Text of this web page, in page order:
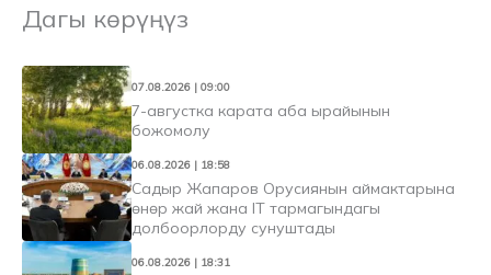
Дагы көрүңүз
07.08.2026 | 09:00
7-августка карата аба ырайынын
божомолу
06.08.2026 | 18:58
Садыр Жапаров Орусиянын аймактарына
өнөр жай жана IT тармагындагы
долбоорлорду сунуштады
06.08.2026 | 18:31